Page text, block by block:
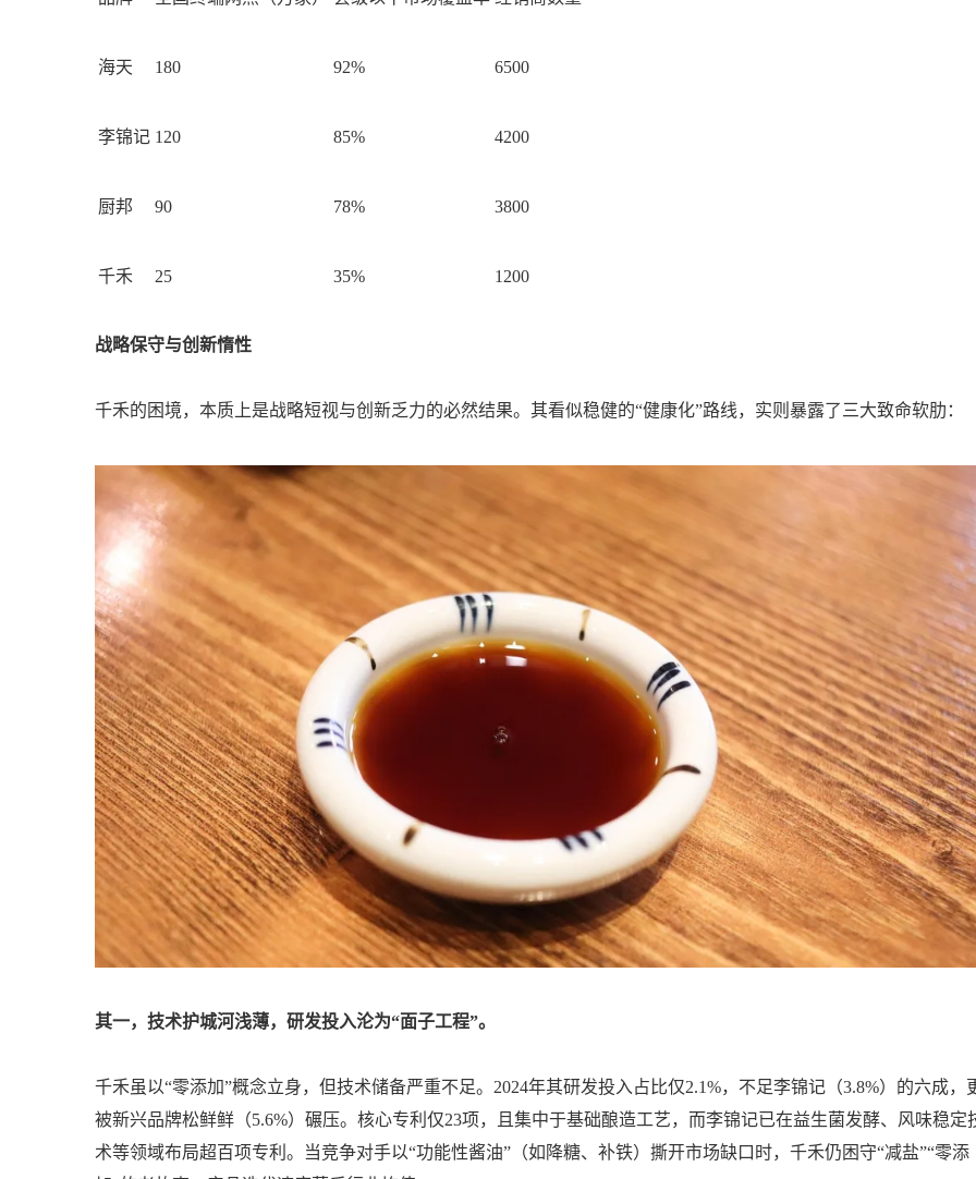
海天 180 92% 6500
李锦记 120 85% 4200
厨邦 90 78% 3800
千禾 25 35% 1200
战略保守与创新惰性
千禾的困境，本质上是战略短视与创新乏力的必然结果。其看似稳健的“健康化”路线，实则暴露了三大致命软肋：
其一，技术护城河浅薄，研发投入沦为“面子工程”。
千禾虽以“零添加”概念立身，但技术储备严重不足。2024年其研发投入占比仅2.1%，不足李锦记（3.8%）的六成，
被新兴品牌松鲜鲜（5.6%）碾压。核心专利仅23项，且集中于基础酿造工艺，而李锦记已在益生菌发酵、风味稳定
术等领域布局超百项专利。当竞争对手以“功能性酱油”（如降糖、补铁）撕开市场缺口时，千禾仍困守“减盐”“零添